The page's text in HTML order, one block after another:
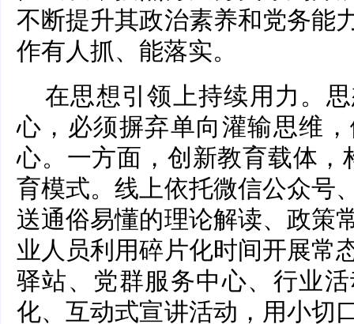
不断提升其政治素养和党务能
作有人抓、能落实。
在思想引领上持续用力。
心，必须摒弃单向灌输思维
心。一方面，创新教育载体，
育模式。线上依托微信公众号
送通俗易懂的理论解读、政策
业人员利用碎片化时间开展常
驿站、党群服务中心、行业
化、互动式宣讲活动，用小切